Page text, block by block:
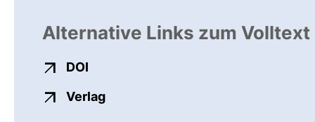
Alternative Links zum Volltext
DOI
Verlagexterner Link, öffnet neues